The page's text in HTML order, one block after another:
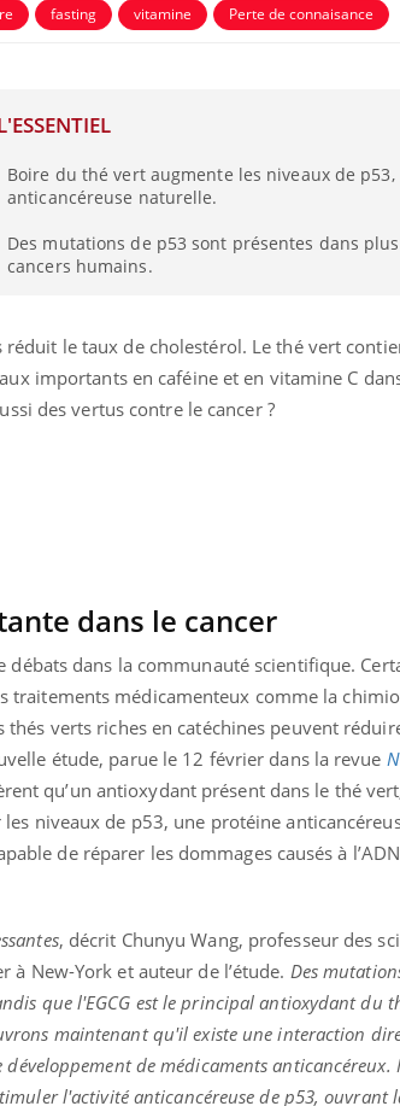
fasting vitamine Perte de connaisance
Boire du thé vert augmente les niveaux de
anticancéreuse naturelle.
Des mutations de p53 sont présentes dans
cancers humains.
le taux de cholestérol. Le thé vert
importants en caféine et en vitamine C
des vertus contre le cancer ?
dans le cancer
débats dans la communauté scientifique.
traitements médicamenteux comme la
verts riches en catéchines peuvent
étude, parue le 12 février dans la revue
qu’un antioxydant présent dans le thé
niveaux de p53, une protéine
de réparer les dommages causés à
, décrit Chunyu Wang, professeur des
New-York et auteur de l’étude. Des
que l'EGCG est le principal antioxydant du
maintenant qu'il existe une interaction
de médicaments anticancéreux.
l'activité anticancéreuse de p53, ouvrant
mise sur le bien
la santé et de la
de Pourquoi
Blugeon, DRH et
Youtube
Eczéma chronique
quotidien (3/3)
Dans cette vidéo, le Dr
dermatologue à Paris,
comment protéger
et éviter les ...